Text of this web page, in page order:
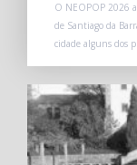
O NEOPOP 2026
de Santiago da
cidade alguns dos